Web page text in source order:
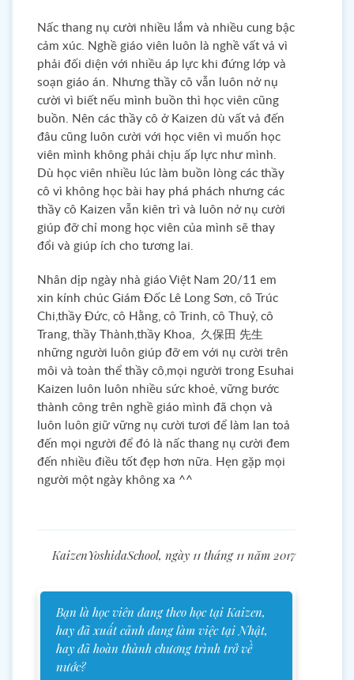
Nấc thang nụ cười nhiều lắm và nhiều cung bậc
cảm xúc. Nghề giáo viên luôn là nghề vất vả vì
phải đối diện với nhiều áp lực khi đứng lớp và
soạn giáo án. Nhưng thầy cô vẫn luôn nở nụ
cười vì biết nếu mình buồn thì học viên cũng
buồn. Nên các thầy cô ở Kaizen dù vất vả đến
đâu cũng luôn cười với học viên vì muốn học
viên mình không phải chịu ấp lực như mình.
Dù học viên nhiều lúc làm buồn lòng các thầy
cô vì không học bài hay phá phách nhưng các
thầy cô Kaizen vẫn kiên trì và luôn nở nụ cười
giúp đỡ chỉ mong học viên của mình sẽ thay
đổi và giúp ích cho tương lai.
Nhân dịp ngày nhà giáo Việt Nam 20/11 em
xin kính chúc Giám Đốc Lê Long Sơn, cô Trúc
Chi,thầy Đức, cô Hằng, cô Trinh, cô Thuỷ, cô
Trang, thầy Thành,thầy Khoa, 久保田 先生
những người luôn giúp đỡ em với nụ cười trên
môi và toàn thể thầy cô,mọi người trong Esuhai
Kaizen luôn luôn nhiều sức khoẻ, vững bước
thành công trên nghề giáo mình đã chọn và
luôn luôn giữ vững nụ cười tươi để làm lan toả
đến mọi người để đó là nấc thang nụ cười đem
đến nhiều điều tốt đẹp hơn nữa. Hẹn gặp mọi
người một ngày không xa ^^
KaizenYoshidaSchool, ngày 11 tháng 11 năm 2017
Bạn là học viên đang theo học tại Kaizen,
hay đã xuất cảnh đang làm việc tại Nhật,
hay đã hoàn thành chương trình trở về
nước?